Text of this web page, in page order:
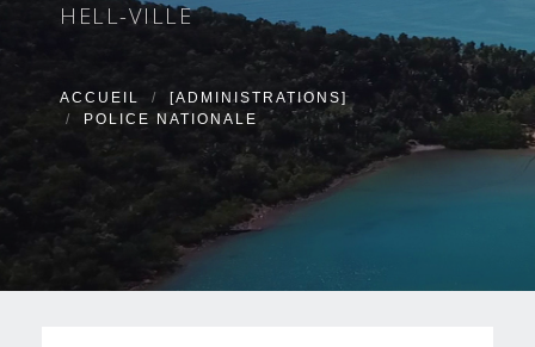
HELL-VILLE
ACCUEIL
[ADMINISTRATIONS]
POLICE NATIONALE